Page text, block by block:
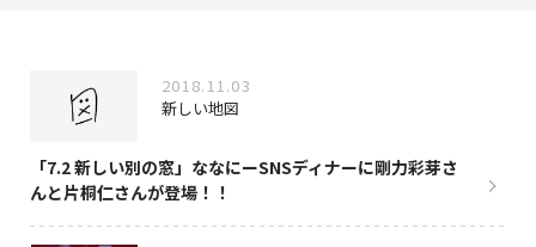
CHIZULOG2018.11.03
新しい地図
「7.2 新しい別の窓」ななにーSNSディナーに剛力彩芽さ
んと片桐仁さんが登場！！